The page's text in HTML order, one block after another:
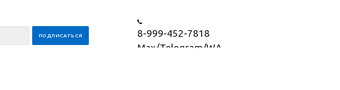
8-999-452-7818
Max/Telegram/WA